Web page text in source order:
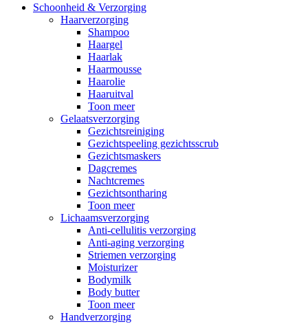
Schoonheid & Verzorging
Haarverzorging
Shampoo
Haargel
Haarlak
Haarmousse
Haarolie
Haaruitval
Toon meer
Gelaatsverzorging
Gezichtsreiniging
Gezichtspeeling gezichtsscrub
Gezichtsmaskers
Dagcremes
Nachtcremes
Gezichtsontharing
Toon meer
Lichaamsverzorging
Anti-cellulitis verzorging
Anti-aging verzorging
Striemen verzorging
Moisturizer
Bodymilk
Body butter
Toon meer
Handverzorging